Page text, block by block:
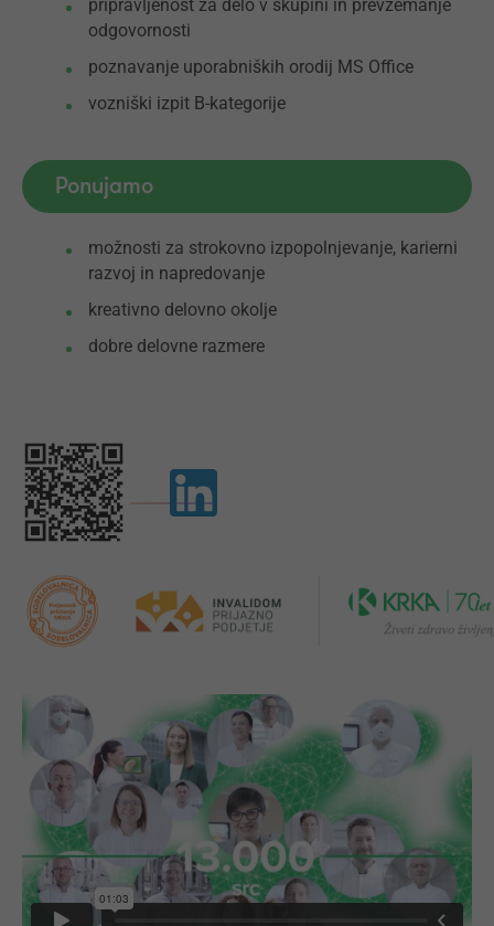
pripravljenost za delo v skupini in prevzemanje
odgovornosti
poznavanje uporabniških orodij MS Office
vozniški izpit B-kategorije
Ponujamo
možnosti za strokovno izpopolnjevanje, karierni
razvoj in napredovanje
kreativno delovno okolje
dobre delovne razmere